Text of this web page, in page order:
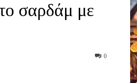
σαρδάμ με
0